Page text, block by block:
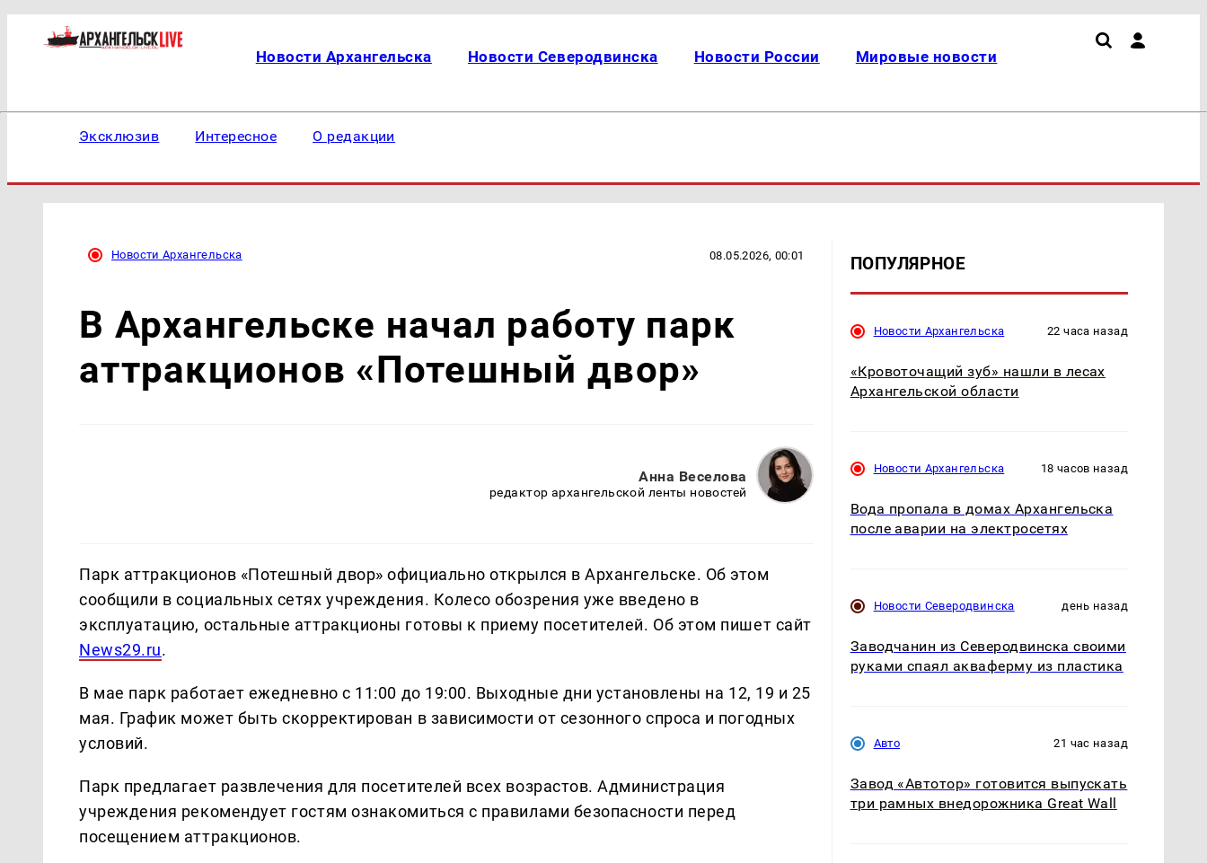
Новости Архангельска Новости Северодвинска Новости России Мировые новости
Эксклюзив Интересное О редакции
Новости Архангельска 08.05.2026, 00:01
В Архангельске начал работу парк
аттракционов «Потешный двор»
Анна Веселова
редактор архангельской ленты новостей
Парк аттракционов «Потешный двор» официально открылся в Архангельске. Об этом
сообщили в социальных сетях учреждения. Колесо обозрения уже введено в
эксплуатацию, остальные аттракционы готовы к приему посетителей. Об этом пишет сайт
News29.ru.
В мае парк работает ежедневно с 11:00 до 19:00. Выходные дни установлены на 12, 19 и 25
мая. График может быть скорректирован в зависимости от сезонного спроса и погодных
условий.
Парк предлагает развлечения для посетителей всех возрастов. Администрация
учреждения рекомендует гостям ознакомиться с правилами безопасности перед
посещением аттракционов.
ПОПУЛЯРНОЕ
Новости Архангельска 22 часа назад
«Кровоточащий зуб» нашли в лесах
Архангельской области
Новости Архангельска 18 часов назад
Вода пропала в домах Архангельска
после аварии на электросетях
Новости Северодвинска день назад
Заводчанин из Северодвинска своими
руками спаял акваферму из пластика
Авто 21 час назад
Завод «Автотор» готовится выпускать
три рамных внедорожника Great Wall